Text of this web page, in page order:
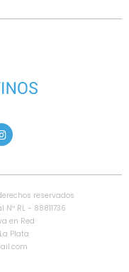
reservados
RL - 88811736
en Red
Plata